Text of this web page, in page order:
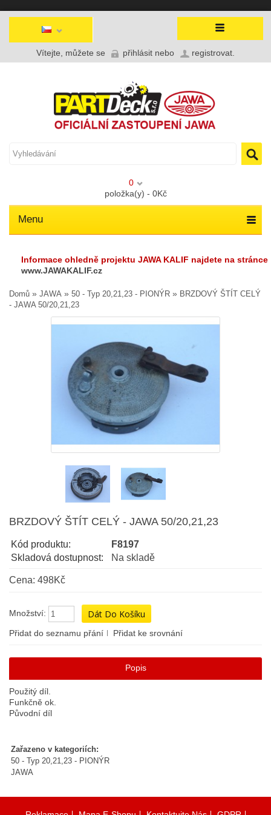
Vítejte, můžete se přihlásit nebo registrovat
0
položka(y) - 0Kč
Menu
Informace ohledně projektu JAWA KALIF najdete na stránce
www.JAWAKALIF.cz
Domů » JAWA » 50 - Typ 20,21,23 - PIONÝR » BRZDOVÝ ŠTÍT CELÝ
- JAWA 50/20,21,23
BRZDOVÝ ŠTÍT CELÝ - JAWA 50/20,21,23
Kód produktu:
F8197
Skladová dostupnost:
Na skladě
Cena: 498Kč
Množství:
Přidat do seznamu přání Přidat ke srovnání
Popis
Použitý díl.
Funkčně ok.
Původní díl
Zařazeno v kategoriích:
50 - Typ 20,21,23 - PIONÝR
JAWA